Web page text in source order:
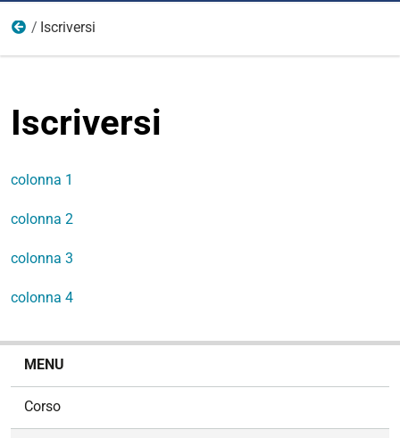
menu
Iscriversi
Iscriversi
colonna 1
colonna 2
colonna 3
colonna 4
MENU
Corso